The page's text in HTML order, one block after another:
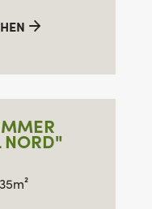
NORD"